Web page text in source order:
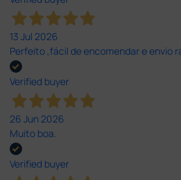
13 Jul 2026
Perfeito ,fácil de encomendar e envio
Verified buyer
26 Jun 2026
Muito boa.
Verified buyer